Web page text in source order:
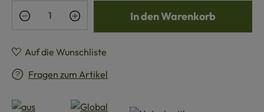
Produkt Anzahl: Gib den gewünschten
In den Warenkorb
Auf die Wunschliste
Fragen zum Artikel